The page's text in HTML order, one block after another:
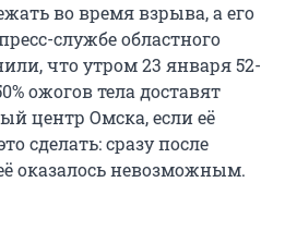
во время взрыва, а его
службе областного
что утром 23 января 52-
ожогов тела доставят
центр Омска, если её
сделать: сразу после
оказалось невозможным.